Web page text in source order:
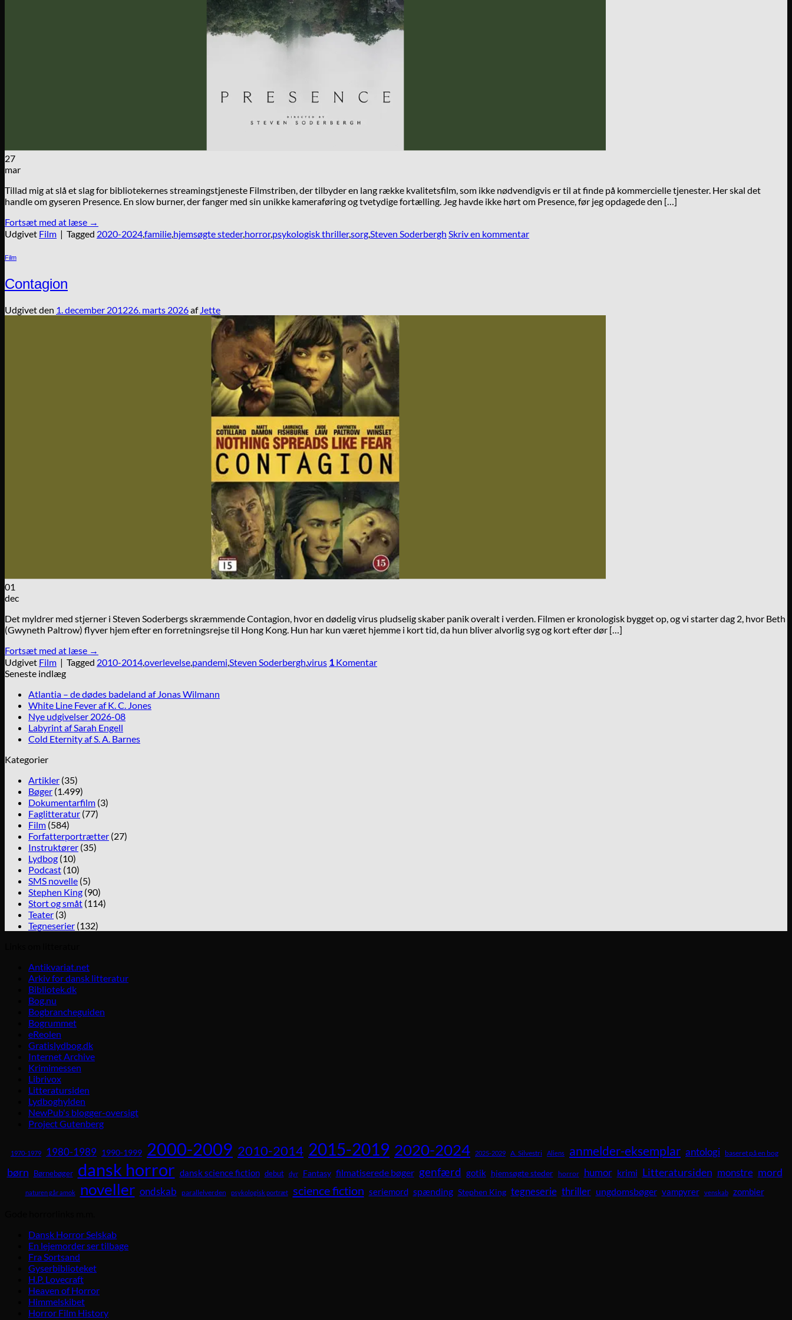
27
mar
Tillad mig at slå et slag for bibliotekernes streamingstjeneste Filmstriben, der tilbyder en lang række kvalitetsfilm, som ikke nødvendigvis er til at finde på kommercielle tjenester. Her skal det
handle om gyseren Presence. En slow burner, der fanger med sin unikke kameraføring og tvetydige fortælling. Jeg havde ikke hørt om Presence, før jeg opdagede den […]
Fortsæt med at læse →
Udgivet Film | Tagged 2020-2024,familie,hjemsøgte steder,horror,psykologisk thriller,sorg,Steven Soderbergh Skriv en kommentar
Film
Contagion
Udgivet den 1. december 201226. marts 2026af Jette
01
dec
Det myldrer med stjerner i Steven Soderbergs skræmmende Contagion, hvor en dødelig virus pludselig skaber panik overalt i verden. Filmen er kronologisk bygget op, og vi starter dag 2, hvor Beth
(Gwyneth Paltrow) flyver hjem efter en forretningsrejse til Hong Kong. Hun har kun været hjemme i kort tid, da hun bliver alvorlig syg og kort efter dør […]
Fortsæt med at læse →
Udgivet Film | Tagged 2010-2014,overlevelse,pandemi,Steven Soderbergh,virus 1 Komentar
Seneste indlæg
Atlantia – de dødes badeland af Jonas Wilmann
White Line Fever af K. C. Jones
Nye udgivelser 2026-08
Labyrint af Sarah Engell
Cold Eternity af S. A. Barnes
Kategorier
Artikler (35)
Bøger (1.499)
Dokumentarfilm (3)
Faglitteratur (77)
Film (584)
Forfatterportrætter (27)
Instruktører (35)
Lydbog (10)
Podcast (10)
SMS novelle (5)
Stephen King (90)
Stort og småt (114)
Teater (3)
Tegneserier (132)
Antikvariat.net
Arkiv for dansk litteratur
Bibliotek.dk
Bog.nu
Bogbrancheguiden
Bogrummet
eReolen
Gratislydbog.dk
Internet Archive
Krimimessen
Librivox
Litteratursiden
Lydboghylden
NewPub's blogger-oversigt
Project Gutenberg
1970-1979 1980-1989 1990-1999 2000-2009 2010-2014 2015-2019 2020-2024 2025-2029 A. Silvestri Aliens anmelder-eksemplar antologi baseret på en bog
børn Børnebøger dansk horror dansk science fiction debut dyr Fantasy filmatiserede bøger genfærd gotik hjemsøgte steder horror humor krimi Litteratursiden monstre mord
naturen går amok noveller ondskab parallelverden psykologisk portræt science fiction seriemord spænding Stephen King tegneserie thriller ungdomsbøger vampyrer venskab zombier
Dansk Horror Selskab
En lejemorder ser tilbage
Fra Sortsand
Gyserbiblioteket
H.P. Lovecraft
Heaven of Horror
Himmelskibet
Horror Film History